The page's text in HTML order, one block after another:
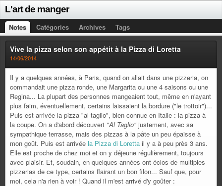
L'art de manger
Notes Catégories Archives Tags
Vive la pizza selon son appétit à la Pizza di Loretta
14/06/2014
Il y a quelques années, à Paris, quand on allait dans une pizzeria, on
commandait une pizza ronde, une Margarita ou une 4 saisons ou une
Regina... La plupart des personnes mangeaient tout, même en n'ayant
plus faim, éventuellement, certains laissaient la bordure ("le trottoir")...
Puis est arrivée la pizza "al taglio", bien connue en Italie : la pizza à
la coupe. On a d'abord découvert "Al Taglio"justement, avec sa
sympathique terrasse, mais des pizzas à la pâte un peu épaisse à
mon goût. Puis est arrivée la Pizza di Loretta il y a à peu près 3 ans.
Elle est proche de chez moi et on y déjeune régulièrement, toujours
avec plaisir. Et, soudain, en quelques années ont éclos de multiples
pizzerias de ce type, certains flairant un bon filon... Sauf que, pour
moi, cela n'a rien à voir ! Quand il m'est arrivé d'y goûter :